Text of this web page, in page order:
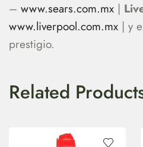
– www.sears.com.mx |
www.liverpool.com.mx | y
prestigio.
Related